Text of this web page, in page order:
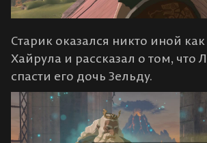
Старик оказался никто иной
Хайрула и рассказал о том, что
спасти его дочь Зельду.